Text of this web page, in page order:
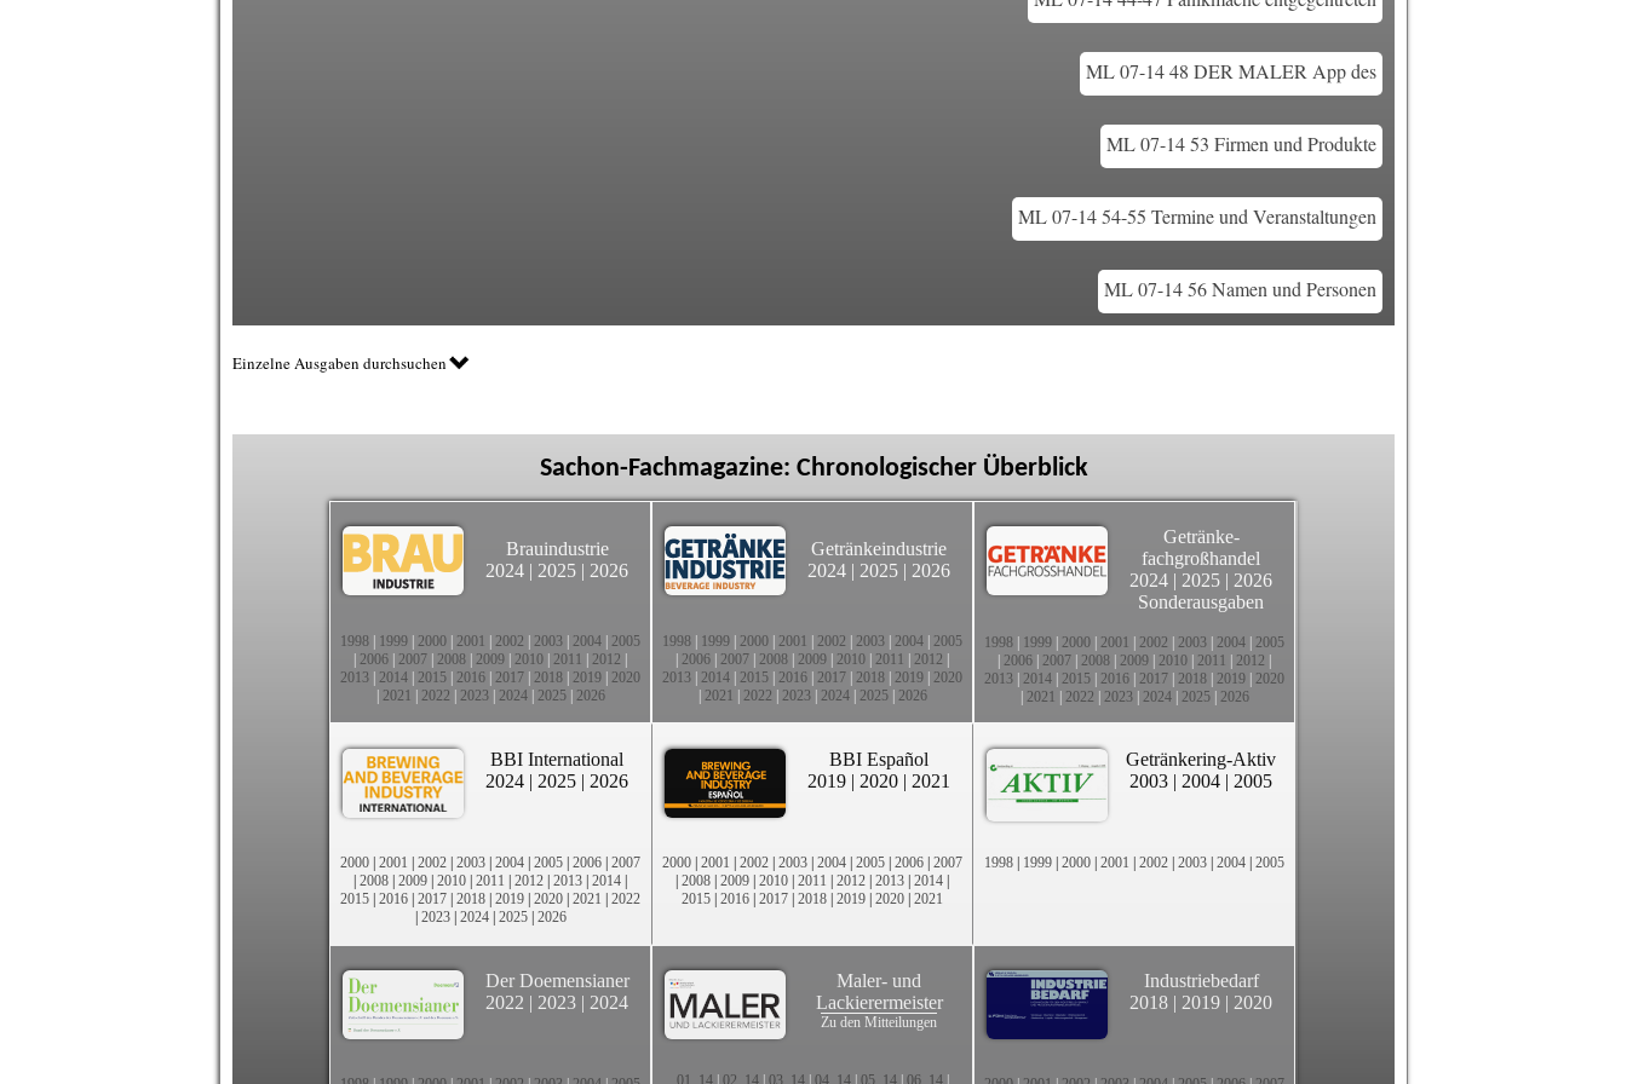
ML 07-14 48 DER MALER App des
ML 07-14 53 Firmen und Produkte
ML 07-14 54-55 Termine und Veranstaltungen
ML 07-14 56 Namen und Personen
Einzelne Ausgaben durchsuchen
Sachon-Fachmagazine: Chronologischer Überblick
Brauindustrie
2024 | 2025 | 2026
1998 1999 2000 2001 2002 2003 2004 2005
2006 2007 2008 2009 2010 2011 2012
2013 2014 2015 2016 2017 2018 2019 2020
2021 2022 2023| 2024| 2025| 2026
Getränkeindustrie
2024 | 2025 | 2026
1998 1999 2000 2001 2002 2003 2004 2005
2006 2007 2008 2009 2010 2011 2012
2013 2014 2015 2016 2017 2018 2019 2020
2021 2022 2023| 2024| 2025| 2026
Getränke-
fachgroßhandel
2024 | 2025 | 2026
Sonderausgaben
1998 1999 2000 2001 2002 2003 2004 2005
2006 2007 2008 2009 2010 2011 2012
2013 2014 2015 2016 2017 2018 2019 2020
2021 2022 2023| 2024| 2025| 2026
BBI International
2024 | 2025 | 2026
2000 | 2001 | 2002 | 2003 | 2004 | 2005 | 2006 | 2007
| 2008 | 2009 | 2010 | 2011 | 2012 | 2013 | 2014 |
2015 | 2016 | 2017 | 2018 | 2019 | 2020 | 2021 | 2022
| 2023| 2024| 2025| 2026
BBI Español
2019 | 2020 | 2021
2000 | 2001 | 2002 | 2003 | 2004 | 2005 | 2006 | 2007
| 2008 | 2009 | 2010 | 2011 | 2012 | 2013 | 2014 |
2015 | 2016 | 2017 | 2018 | 2019 | 2020 | 2021
Getränkering-Aktiv
2003 | 2004 | 2005
1998 | 1999 | 2000 | 2001 | 2002 | 2003 | 2004 | 2005
Der Doemensianer
2022 | 2023 | 2024
Maler- und
Lackierermeister
Zu den Mitteilungen
01_14| 02_14| 03_14| 04_14| 05_14| 06_14|
Industriebedarf
2018 | 2019 | 2020